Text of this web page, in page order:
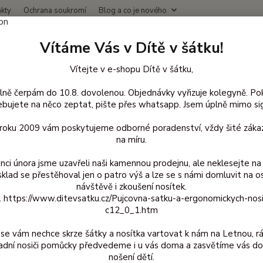
Ochrana soukromí Blog a co je nového
Hledat
(Po-
a úklid Na praní Sonett prášek na praní Color - Sensitive
prášek na praní Color -
prací
Vítáme Vás v Dítě v šátku!
Vítejte v e-shopu Dítě v šátku,
čerpám do 10.8. dovolenou. Objednávky vyřizuje kolegyně.
na něco zeptat, pište přes whatsapp. Jsem úplně mimo
2009 vám poskytujeme odborné poradenství, vždy šité
na míru.
února jsme uzavřeli naši kamennou prodejnu, ale neklesejte na
se přestěhoval jen o patro výš a lze se s námi domluvit na
návštěvě i zkoušení nosítek.
https://www.ditevsatku.cz/Pujcovna-satku-a-ergonomickych-
c12_0_1.htm
vám nechce skrze šátky a nosítka vartovat k nám na Letnou,
nosiči pomůcky předvedeme i u vás doma a zasvětíme vás
nošení dětí.